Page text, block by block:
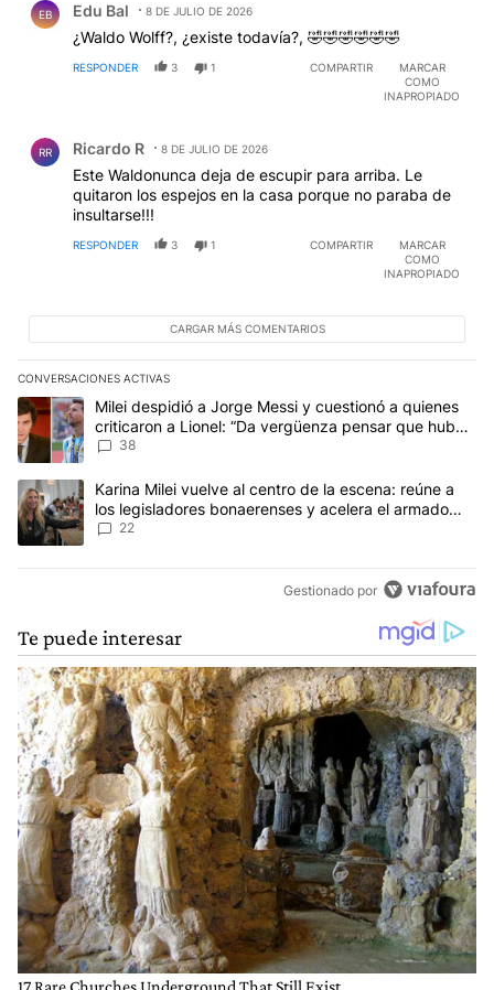
EB Edu Bal 8 DE JULIO DE 2026
¿Waldo Wolff?, ¿existe todavía?, 🤣🤣🤣🤣🤣🤣
RESPONDER 3 1 COMPARTIR
MARCAR
COMO
INAPROPIADO
RR Ricardo R 8 DE JULIO DE 2026
Este Waldonunca deja de escupir para arriba. Le
quitaron los espejos en la casa porque no paraba de
insultarse!!!
RESPONDER 3 1 COMPARTIR
MARCAR
COMO
INAPROPIADO
CARGAR MÁS COMENTARIOS
CONVERSACIONES ACTIVAS
Este listado muestra los artículos con más comentarios en los
Un artículo de tendencia con el título "Milei despidió a Jorge
Milei despidió a Jorge Messi y cuestionó a quienes
criticaron a Lionel: “Da vergüenza pensar que hubo
anti-Messi”
38
Un artículo de tendencia con el título "Karina Milei vuelve al
Karina Milei vuelve al centro de la escena: reúne a
los legisladores bonaerenses y acelera el armado
para 2027
22
Gestionado por